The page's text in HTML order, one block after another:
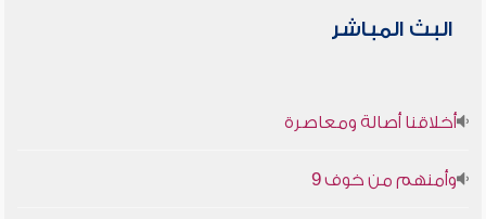
البث المباشر
أخلاقنا أصالة ومعاصرة
وأمنهم من خوف 9